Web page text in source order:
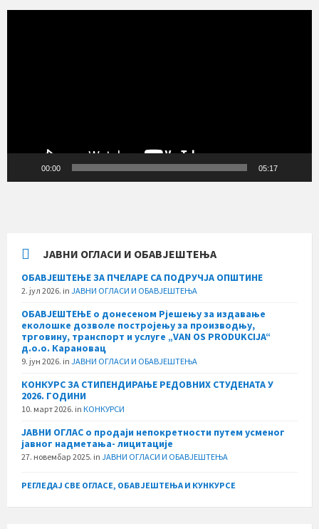
00:00 05:17
ЈАВНИ ОГЛАСИ И ОБАВЈЕШТЕЊА
ОБАВЈЕШТЕЊЕ ЗА ПЧЕЛАРЕ СА ПОДРУЧЈА ОПШТИНЕ
2. јул 2026. in ЈАВНИ ОГЛАСИ И ОБАВЈЕШТЕЊА
ОБАВЈЕШТЕЊЕ о донесеном Рјешењу за издавање
еколошке дозволе постројењу за производњу,
трговину, транспорт и услуге „VAN OS PRODUKCIJA“
д.о.о. Карановац
9. јун 2026. in ЈАВНИ ОГЛАСИ И ОБАВЈЕШТЕЊА
КОНКУРС ЗА СТИПЕНДИРАЊЕ РЕДОВНИХ СТУДЕНАТА У
2026. ГОДИНИ
10. март 2026. in КОНКУРСИ
ЈАВНИ ОГЛАС о продаји непокретности путем усменог
јавног надметања- лицитације
27. новембар 2025. in ЈАВНИ ОГЛАСИ И ОБАВЈЕШТЕЊА
РЕГЛЕДАЈ СВЕ ОГЛАСЕ, ОБАВЈЕШТЕЊА И КУНКУРСЕ